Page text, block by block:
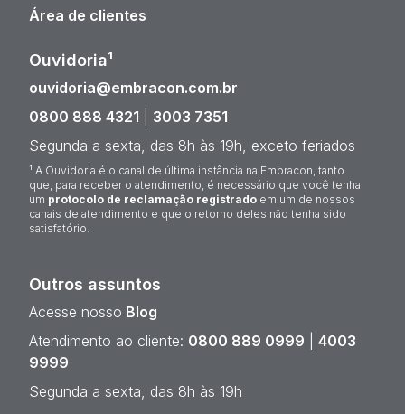
Área de clientes
Ouvidoria¹
ouvidoria@embracon.com.br
0800 888 4321
3003 7351
Segunda a sexta, das 8h às 19h, exceto feriados
¹ A Ouvidoria é o canal de última instância na Embracon, tanto
que, para receber o atendimento, é necessário que você tenha
um protocolo de reclamação registrado em um de nossos
canais de atendimento e que o retorno deles não tenha sido
satisfatório.
Outros assuntos
Acesse nosso Blog
Atendimento ao cliente: 0800 889 0999
4003
9999
Segunda a sexta, das 8h às 19h